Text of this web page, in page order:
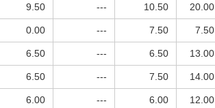
9.50 --- 10.50 20.00
0.00 --- 7.50 7.50
6.50 --- 6.50 13.00
6.50 --- 7.50 14.00
6.00 --- 6.00 12.00